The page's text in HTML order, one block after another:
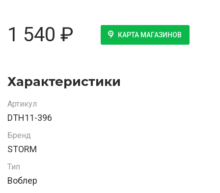
1 540 ₽ КАРТА МАГАЗИНОВ
Характеристики
Артикул
DTH11-396
Бренд
STORM
Тип
Воблер